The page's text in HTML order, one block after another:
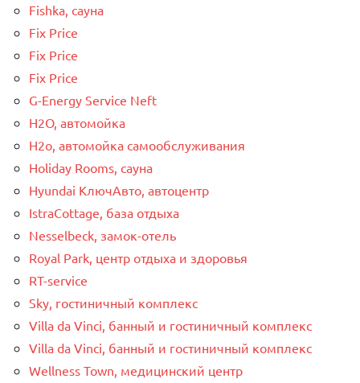
Fishka, сауна
Fix Price
Fix Price
Fix Price
G-Energy Service Neft
H2O, автомойка
H2o, автомойка самообслуживания
Holiday Rooms, сауна
Hyundai КлючАвто, автоцентр
IstraCottage, база отдыха
Nesselbeck, замок-отель
Royal Park, центр отдыха и здоровья
RT-service
Sky, гостиничный комплекс
Villa da Vinci, банный и гостиничный комплекс
Villa da Vinci, банный и гостиничный комплекс
Wellness Town, медицинский центр